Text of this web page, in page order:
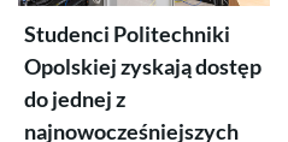
Studenci Politechniki
Opolskiej zyskają dostęp
do jednej z
najnowocześniejszych